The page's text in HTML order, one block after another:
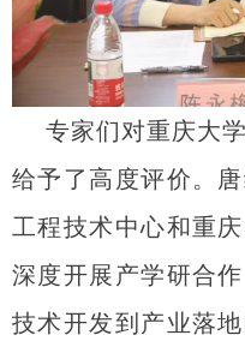
专家们对重庆大
给予了高度评价。
工程技术中心和重
深度开展产学研合
技术开发到产业落